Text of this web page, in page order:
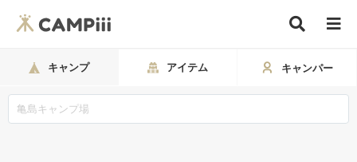
キャンプ アイテム キャンパー